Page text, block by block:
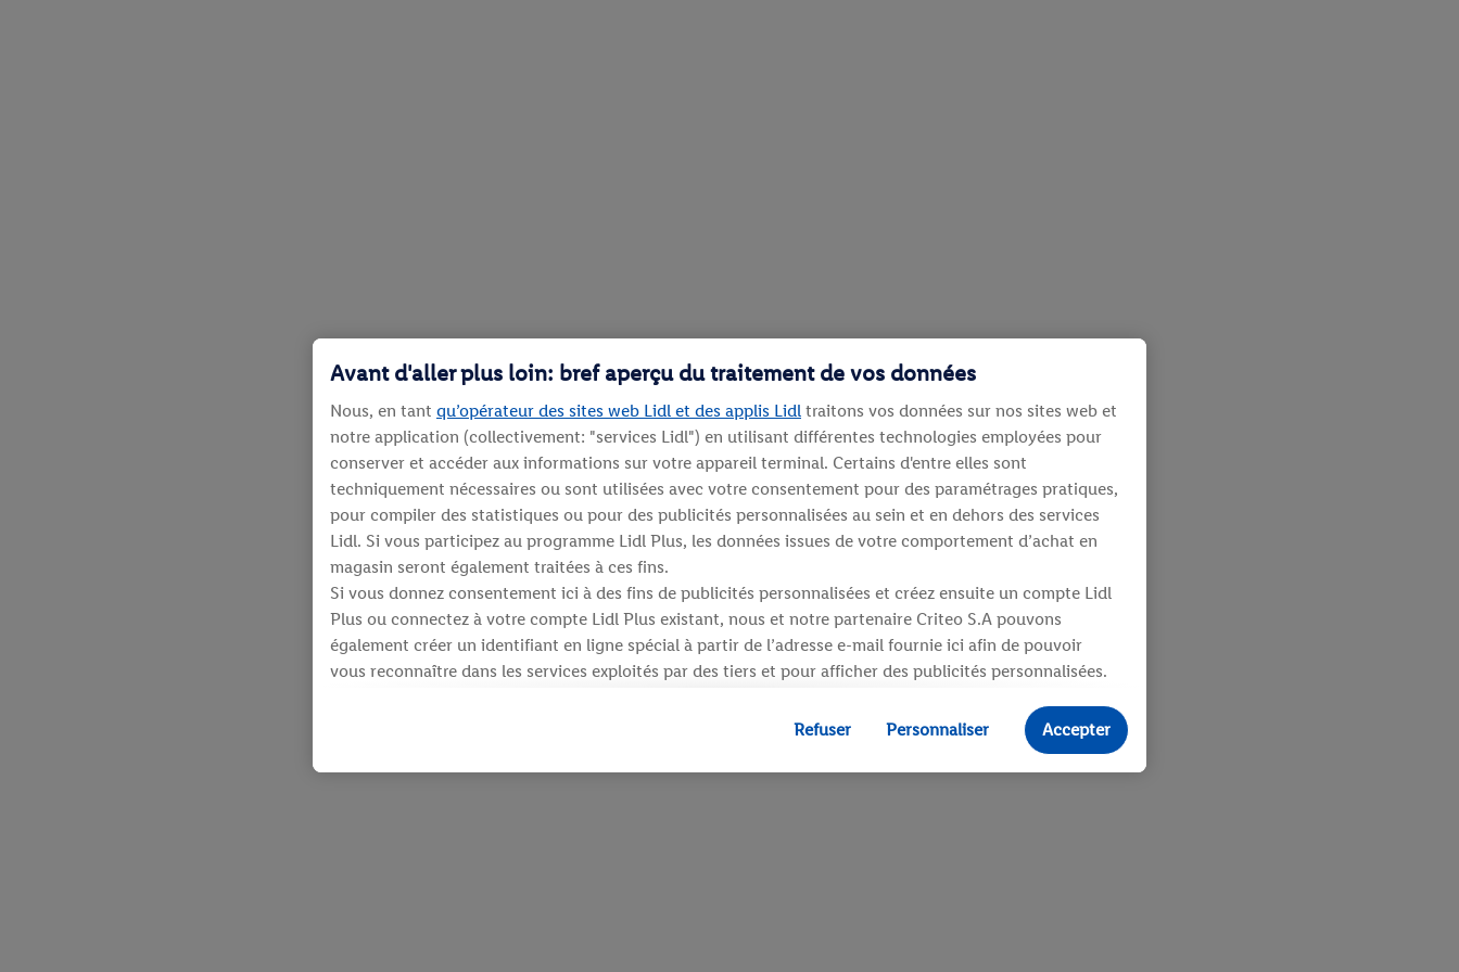
Avant d'aller plus loin: bref aperçu du traitement de vos données
Nous, en tant qu’opérateur des sites web Lidl et des applis Lidl traitons vos données sur nos sites web et
notre application (collectivement: "services Lidl") en utilisant différentes technologies employées pour
conserver et accéder aux informations sur votre appareil terminal. Certains d'entre elles sont
techniquement nécessaires ou sont utilisées avec votre consentement pour des paramétrages pratiques,
pour compiler des statistiques ou pour des publicités personnalisées au sein et en dehors des services
Lidl. Si vous participez au programme Lidl Plus, les données issues de votre comportement d’achat en
magasin seront également traitées à ces fins.
Si vous donnez consentement ici à des fins de publicités personnalisées et créez ensuite un compte Lidl
Plus ou connectez à votre compte Lidl Plus existant, nous et notre partenaire Criteo S.A pouvons
également créer un identifiant en ligne spécial à partir de l’adresse e-mail fournie ici afin de pouvoir
vous reconnaître dans les services exploités par des tiers et pour afficher des publicités personnalisées.
identifiants qui vous sont attribués et dont dispose Criteo S.A.
Sous réserve de votre accord, les publicités liées au reciblage, c’est-à-dire des publicités pour des
produits pour lesquels vous avez montré de l’intérêt (par exemple en plaçant le produit dans un panier
Refuser Personnaliser Accepter